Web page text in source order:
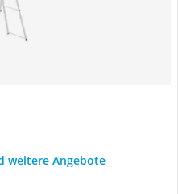
weitere Angebote